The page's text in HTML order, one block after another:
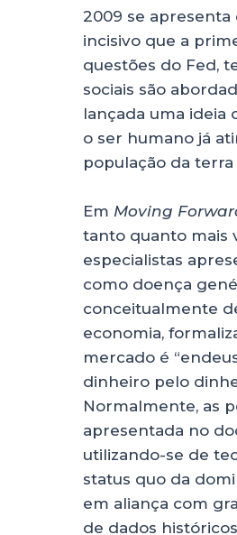
2009 se
incisivo que a
questões do Fed,
sociais são
lançada uma ideia
o ser humano já
população da
Em Moving
tanto quanto mais
especialistas
como doença
conceitualmente
economia,
mercado é
dinheiro pelo
Normalmente, as
apresentada no
utilizando-se de
status quo da
em aliança com
de dados